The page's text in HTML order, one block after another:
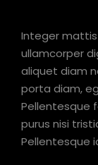
Integer
ullamcorper
aliquet diam
porta diam,
Pellentesque
purus nisi
Pellentesque